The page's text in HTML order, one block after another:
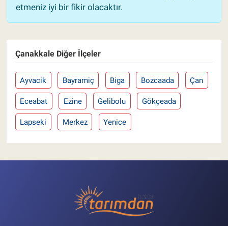
etmeniz iyi bir fikir olacaktır.
Çanakkale Diğer İlçeler
Ayvacik Bayramiç Biga Bozcaada Çan
Eceabat Ezine Gelibolu Gökçeada
Lapseki Merkez Yenice